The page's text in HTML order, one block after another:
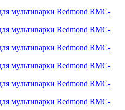
мультиварки Redmond RMC-
мультиварки Redmond RMC-
мультиварки Redmond RMC-
мультиварки Redmond RMC-
мультиварки Redmond RMC-
мультиварки Redmond RMC-